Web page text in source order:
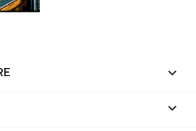

